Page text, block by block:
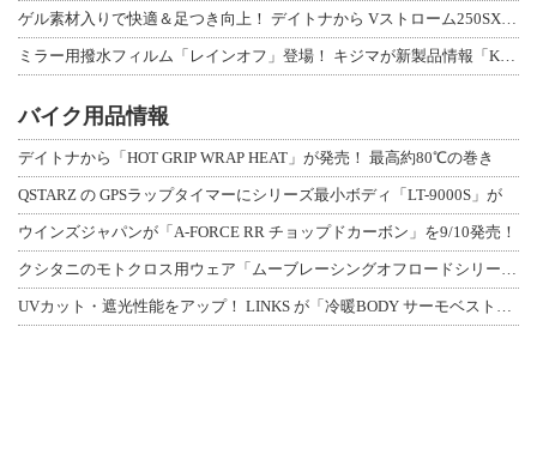
ゲル素材入りで快適＆足つき向上！ デイトナから Vストローム250SX用「快適ロ
ミラー用撥水フィルム「レインオフ」登場！ キジマが新製品情報「KIJIMA NE
バイク用品情報
デイトナから「HOT GRIP WRAP HEAT」が発売！ 最高約80℃の巻き
QSTARZ の GPSラップタイマーにシリーズ最小ボディ「LT-9000S」が
ウインズジャパンが「A-FORCE RR チョップドカーボン」を9/10発売！
クシタニのモトクロス用ウェア「ムーブレーシングオフロードシリーズ」3アイテムが登
UVカット・遮光性能をアップ！ LINKS が「冷暖BODY サーモベスト」改良